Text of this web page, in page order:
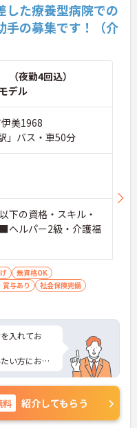
した療養型病院での
手の募集です！（介
夜勤4回込）
デル
美1968
」バス・車50分
ヘルパー2級・介護福
無資格OK
賞与あり
社会保険完備
入れてお
い方におす
た医療を提
料 紹介してもらう